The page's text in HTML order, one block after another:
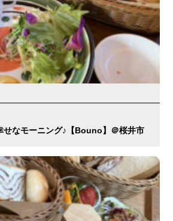
せなモーニング♪【Bouno】＠桜井市